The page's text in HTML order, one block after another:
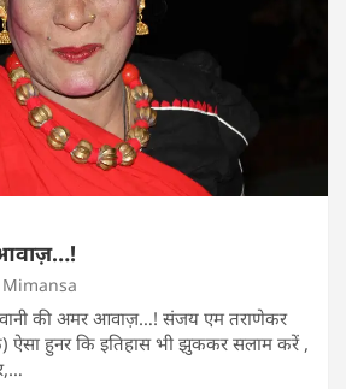
की अमर आवाज़…! संजय एम तराणेकर
हुनर कि इतिहास भी झुककर सलाम करें ,